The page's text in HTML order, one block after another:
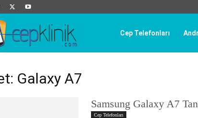
Klinik
Cep Telefonları
Galaxy A7
Samsung Galaxy A7
Cep Telefonları